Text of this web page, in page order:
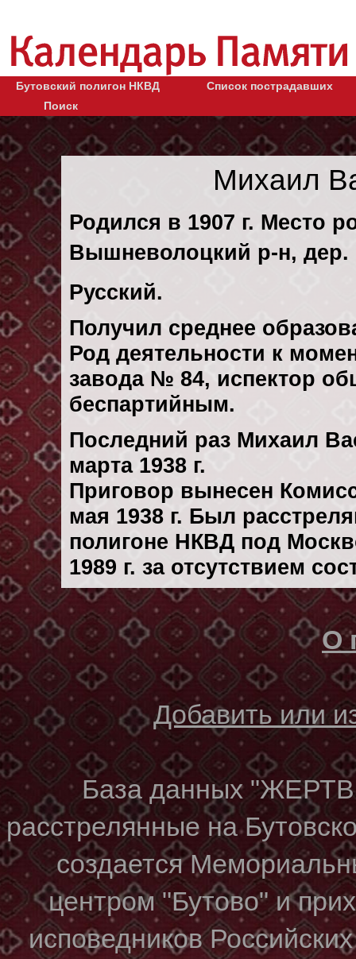
Бутовский полигон НКВД
Список пострадавших
Поиск
Михаил
Родился в 1907 г. Место
Вышневолоцкий р-н, дер.
Русский.
Получил среднее
Род деятельности к
завода № 84, испектор
беспартийным.
Последний раз Михаил
марта 1938 г.
Приговор вынесен
мая 1938 г. Был
полигоне НКВД под
1989 г. за отсутствием
О
Добавить или
База данных
расстрелянные на
создается
центром "Бутово" и
исповедников